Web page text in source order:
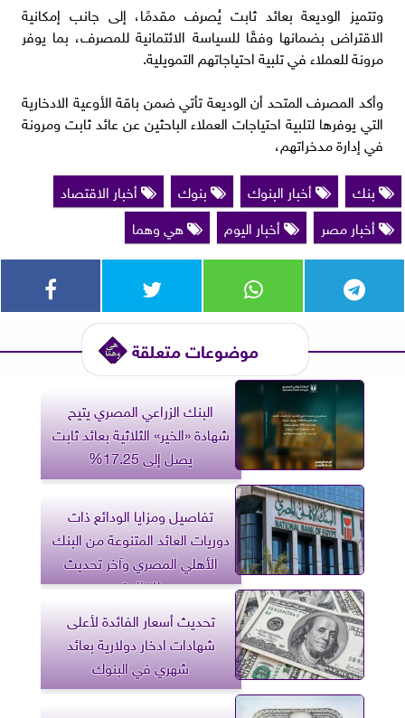
وتتميز الوديعة بعائد ثابت يُصرف مقدمًا، إلى جانب إمكانية
الاقتراض بضمانها وفقًا للسياسة الائتمانية للمصرف، بما يوفر
مرونة للعملاء في تلبية احتياجاتهم التمويلية.
وأكد المصرف المتحد أن الوديعة تأتي ضمن باقة الأوعية الادخارية
التي يوفرها لتلبية احتياجات العملاء الباحثين عن عائد ثابت ومرونة
في إدارة مدخراتهم،
بنك
أخبار البنوك بنوك
أخبار الاقتصاد
أخبار مصر
أخبار اليوم هي وهما
موضوعات متعلقة
البنك الزراعي المصري يتيح
شهادة «الخير» الثلاثية بعائد ثابت
يصل إلى 17.25%
تفاصيل ومزايا الودائع ذات
دوريات العائد المتنوعة من البنك
الأهلي المصري وآخر تحديث
للفائدة
تحديث أسعار الفائدة لأعلى
شهادات ادخار دولارية بعائد
شهري في البنوك